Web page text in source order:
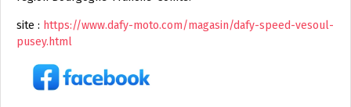
site : https://www.dafy-moto.com/magasin/dafy-speed-vesoul-
pusey.html